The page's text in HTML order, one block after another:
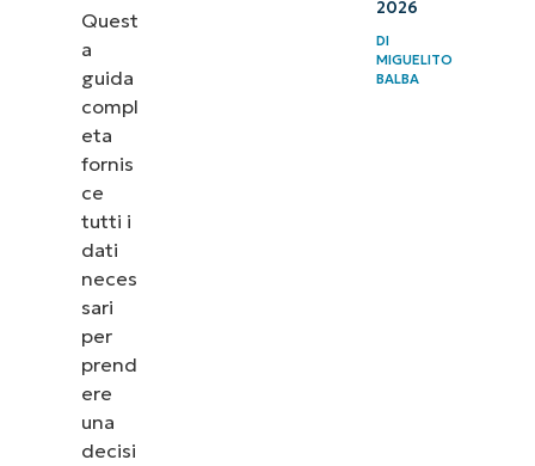
Quest
a
guida
compl
eta
fornis
ce
tutti i
dati
neces
sari
per
prend
ere
una
decisi
2026
DI
MIGUELITO
BALBA